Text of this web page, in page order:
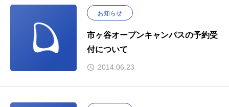
お知らせ
市ヶ谷オープンキャンパスの予約受
付について
2014.06.23